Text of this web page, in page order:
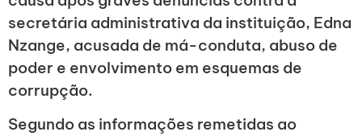
secretária administrativa da instituição, Edna
Nzange, acusada de má-conduta, abuso de
poder e envolvimento em esquemas de
corrupção.
Segundo as informações remetidas ao